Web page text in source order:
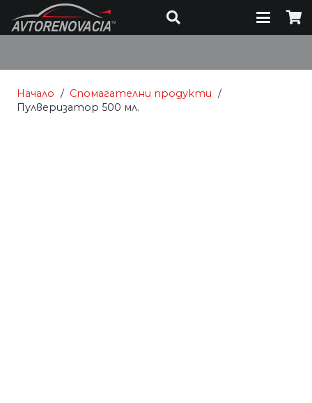
Начало / Спомагателни продукти /
Пулверизатор 500 мл.